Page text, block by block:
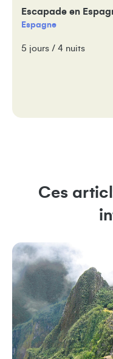
Escapade en
Espagne
5 jours / 4 nuits
Ces